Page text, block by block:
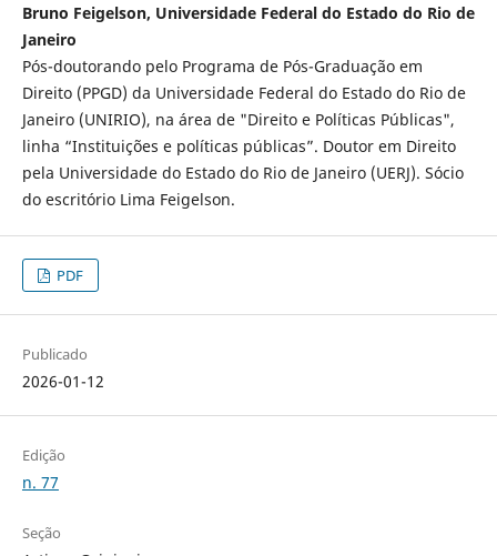
Bruno Feigelson, Universidade Federal do Estado do Rio de
Janeiro
Pós-doutorando pelo Programa de Pós-Graduação em
Direito (PPGD) da Universidade Federal do Estado do Rio de
Janeiro (UNIRIO), na área de "Direito e Políticas Públicas",
linha “Instituições e políticas públicas”. Doutor em Direito
pela Universidade do Estado do Rio de Janeiro (UERJ). Sócio
do escritório Lima Feigelson.
PDF
Publicado
2026-01-12
Edição
n. 77
Seção